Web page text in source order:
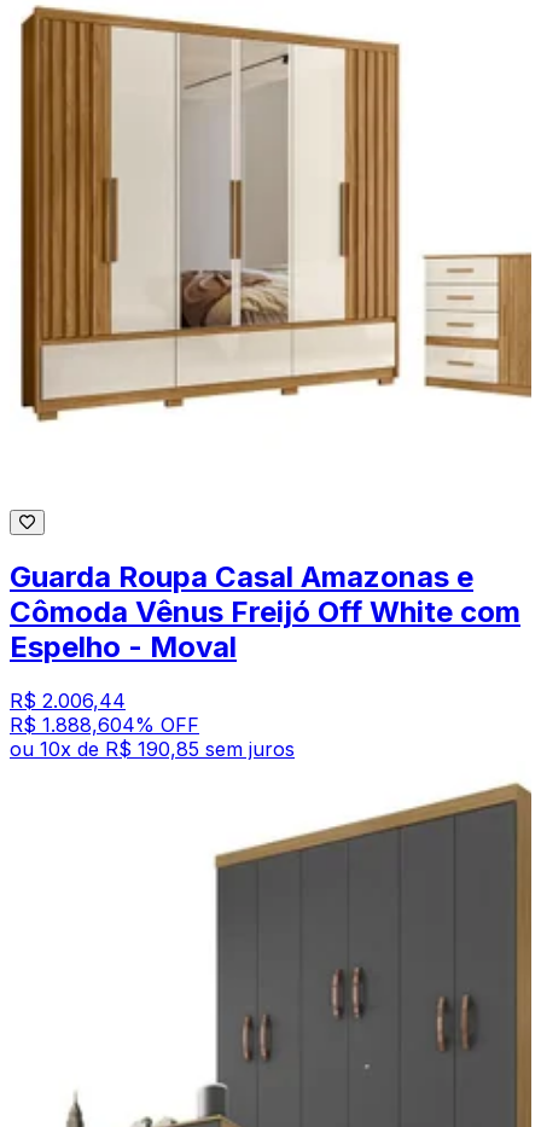
Guarda Roupa Casal Amazonas e
Cômoda Vênus Freijó Off White com
Espelho - Moval
R$ 2.006,44
R$ 1.888,604% OFF
ou 10x de R$ 190,85 sem juros